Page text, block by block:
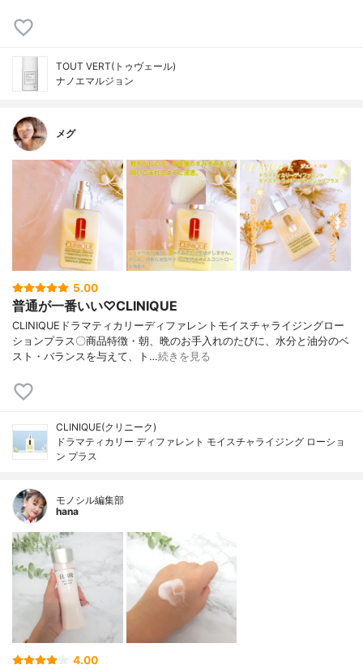
TOUT VERT(トゥヴェール)
ナノエマルジョン
メグ
5.00
普通が一番いい♡CLINIQUE
CLINIQUEドラマティカリーディファレントモイスチャライジングロー
ションプラス〇商品特徴・朝、晩のお手入れのたびに、水分と油分のベ
スト・バランスを与えて、ト…続きを見る
CLINIQUE(クリニーク)
ドラマティカリー ディファレント モイスチャライジング ローショ
ン プラス
モノシル編集部
hana
4.00